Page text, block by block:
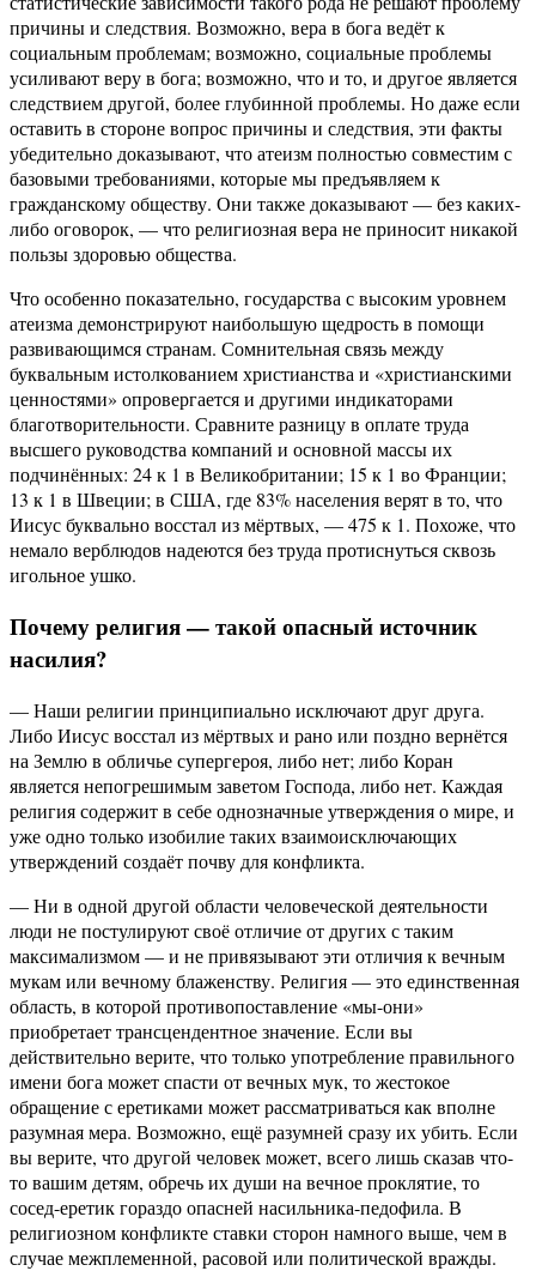
причины и следствия. Возможно, вера в бога ведёт к
социальным проблемам; возможно, социальные проблемы
усиливают веру в бога; возможно, что и то, и другое является
следствием другой, более глубинной проблемы. Но даже если
оставить в стороне вопрос причины и следствия, эти факты
убедительно доказывают, что атеизм полностью совместим с
базовыми требованиями, которые мы предъявляем к
гражданскому обществу. Они также доказывают — без каких-
либо оговорок, — что религиозная вера не приносит никакой
пользы здоровью общества.
Что особенно показательно, государства с высоким уровнем
атеизма демонстрируют наибольшую щедрость в помощи
развивающимся странам. Сомнительная связь между
буквальным истолкованием христианства и «христианскими
ценностями» опровергается и другими индикаторами
благотворительности. Сравните разницу в оплате труда
высшего руководства компаний и основной массы их
подчинённых: 24 к 1 в Великобритании; 15 к 1 во Франции;
13 к 1 в Швеции; в США, где 83% населения верят в то, что
Иисус буквально восстал из мёртвых, — 475 к 1. Похоже, что
немало верблюдов надеются без труда протиснуться сквозь
игольное ушко.
Почему религия — такой опасный источник
насилия?
— Наши религии принципиально исключают друг друга.
Либо Иисус восстал из мёртвых и рано или поздно вернётся
на Землю в обличье супергероя, либо нет; либо Коран
является непогрешимым заветом Господа, либо нет. Каждая
религия содержит в себе однозначные утверждения о мире, и
уже одно только изобилие таких взаимоисключающих
утверждений создаёт почву для конфликта.
— Ни в одной другой области человеческой деятельности
люди не постулируют своё отличие от других с таким
максимализмом — и не привязывают эти отличия к вечным
мукам или вечному блаженству. Религия — это единственная
область, в которой противопоставление «мы-они»
приобретает трансцендентное значение. Если вы
действительно верите, что только употребление правильного
имени бога может спасти от вечных мук, то жестокое
обращение с еретиками может рассматриваться как вполне
разумная мера. Возможно, ещё разумней сразу их убить. Если
вы верите, что другой человек может, всего лишь сказав что-
то вашим детям, обречь их души на вечное проклятие, то
сосед-еретик гораздо опасней насильника-педофила. В
религиозном конфликте ставки сторон намного выше, чем в
случае межплеменной, расовой или политической вражды.